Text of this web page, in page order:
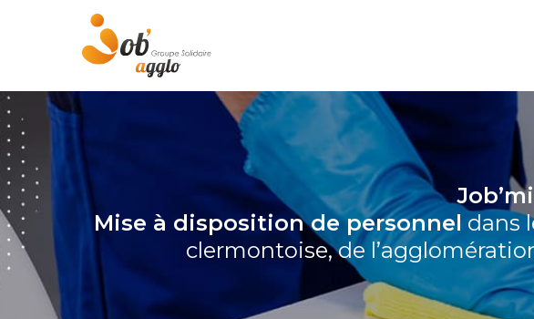
Mise à disposition de personnel dans
clermontoise, de